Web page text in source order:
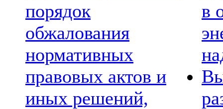
порядок
обжалования
нормативных
правовых актов и
иных решений,
в